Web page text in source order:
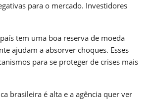
para o mercado. Investidores
tem uma boa reserva de moeda
ajudam a absorver choques. Esses
para se proteger de crises mais
brasileira é alta e a agência quer ver